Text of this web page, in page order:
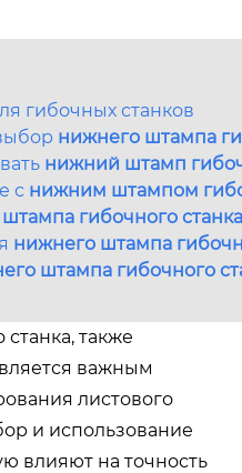
гибочных станков
нижнего штампа
нижний штамп
с нижним штампом
гибочного станка
нижнего штампа
штампа гибочного
также
важным
листового
и использование
влияют на точность